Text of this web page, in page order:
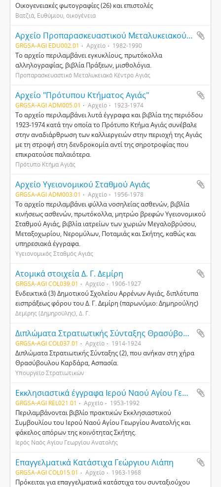
Οικογενειακές φωτογραφίες (26) και επιστολές
Βατζιά, Ευθύμιου, οικογένεια
Αρχείο Προπαρασκευαστικού Μεταλυκειακού Κέντρου Αγιάς
GRGSA-AGI EDU002.01 Αρχείο 1982-1990
Το αρχείο περιλαμβάνει εγκυκλίους, πρωτόκολλα
αλληλογραφίας, βιβλία Πράξεων, μισθολόγια.
Προπαρασκευαστικό Μεταλυκειακό Κέντρο Αγιάς
Αρχείο "Πρότυπου Κτήματος Αγιάς"
GRGSA-AGI ADM005.01 Αρχείο 1923-1974
Το αρχείο περιλαμβάνει λυτά έγγραφα και βιβλία της περιόδου
1923-1974 κατά την οποία το Πρότυπο Κτήμα Αγιάς συνέβαλε
στην αναδιάρθρωση των καλλιεργειών στην περιοχή της Αγιάς
με τη στροφή στη δενδροκομία αντί της σηροτροφίας που
επικρατούσε παλαιότερα.
Πρότυπο Κτήμα Αγιάς
Αρχείο Υγειονομικού Σταθμού Αγιάς
GRGSA-AGI ADM003.01 Αρχείο 1956-1978
Το αρχείο περιλαμβάνει φύλλα νοσηλείας ασθενών, βιβλία
κινήσεως ασθενών, πρωτόκολλα, μητρώο βρεφών Υγειονομικού
Σταθμού Αγιάς, βιβλία ιατρείων των χωριών Μεγαλοβρύσου,
Μεταξοχωρίου, Νερομύλων, Ποταμιάς και Σκήτης, καθώς και
υπηρεσιακά έγγραφα.
Υγειονομικός Σταθμός Αγιάς
Ατομικά στοιχεία Δ. Γ. Δεμίρη
GRGSA-AGI COL039.01 Αρχείο 1906-1927
Ενδεικτικά (3) Δημοτικού Σχολείου Αρρένων Αγιάς, διπλότυπα
εισπράξεως φόρου του Δ. Γ. Δεμίρη (παρωνύμιο: Δημηρούλης)
Δεμίρης (Δημηρούλης), Δ. Γ.
Διπλώματα Στρατιωτικής Σύνταξης Θρασύβουλου Καρδάρα
GRGSA-AGI COL037.01 Αρχείο 1914-1924
Διπλώματα Στρατιωτικής Σύνταξης (2), που ανήκαν στη χήρα
Θρασύβουλου Καρδάρα, Ασπασία.
Υπουργείο Στρατιωτικών
Εκκλησιαστικά έγγραφα Ιερού Ναού Αγίου Γεωργίου Ανατολής
GRGSA-AGI REL021.01 Αρχείο 1953-1992
Περιλαμβάνονται βιβλίο πρακτικών Εκκλησιαστικού
Συμβουλίου του Ιερού Ναού Αγίου Γεωργίου Ανατολής και
φάκελος απόρων της κοινότητας Σκήτης.
Ιερός Ναός Αγίου Γεωργίου Ανατολής
Επαγγελματικά Κατάστιχα Γεώργιου Λιάπη
GRGSA-AGI COL015.01 Αρχείο 1963-1968
Πρόκειται για επαγγελματικά κατάστιχα του συνταξιούχου